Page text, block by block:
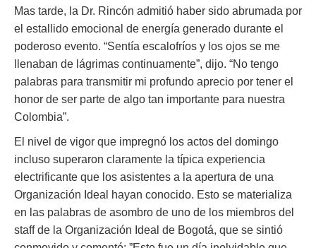
Mas tarde, la Dr. Rincón admitió haber sido abrumada por
el estallido emocional de energía generado durante el
poderoso evento. “Sentía escalofríos y los ojos se me
llenaban de lágrimas continuamente”, dijo. “No tengo
palabras para transmitir mi profundo aprecio por tener el
honor de ser parte de algo tan importante para nuestra
Colombia”.
El nivel de vigor que impregnó los actos del domingo
incluso superaron claramente la típica experiencia
electrificante que los asistentes a la apertura de una
Organización Ideal hayan conocido. Esto se materializa
en las palabras de asombro de uno de los miembros del
staff de la Organización Ideal de Bogotá, que se sintió